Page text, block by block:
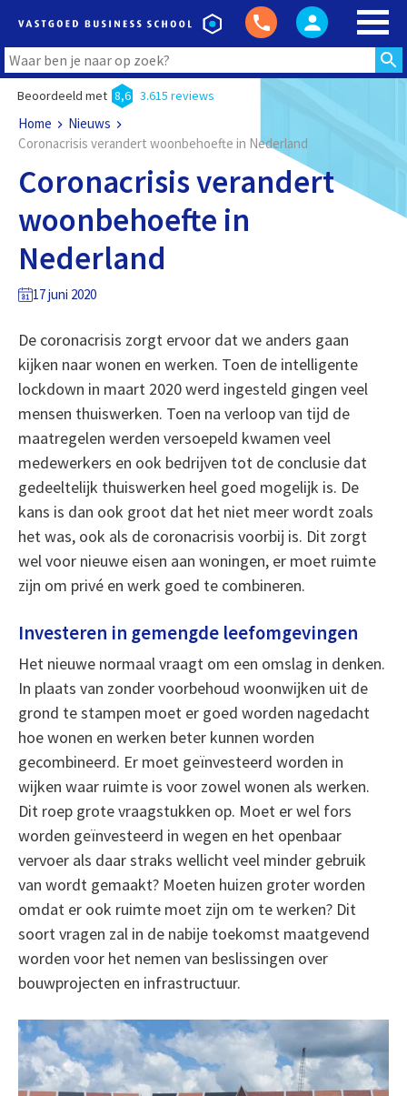
Beoordeeld met 8,6 3.615 reviews
Home
Nieuws
Coronacrisis verandert woonbehoefte in Nederland
Coronacrisis verandert
woonbehoefte in
Nederland
17 juni 2020
De coronacrisis zorgt ervoor dat we anders gaan
kijken naar wonen en werken. Toen de intelligente
lockdown in maart 2020 werd ingesteld gingen veel
mensen thuiswerken. Toen na verloop van tijd de
maatregelen werden versoepeld kwamen veel
medewerkers en ook bedrijven tot de conclusie dat
gedeeltelijk thuiswerken heel goed mogelijk is. De
kans is dan ook groot dat het niet meer wordt zoals
het was, ook als de coronacrisis voorbij is. Dit zorgt
wel voor nieuwe eisen aan woningen, er moet ruimte
zijn om privé en werk goed te combineren.
Investeren in gemengde leefomgevingen
Het nieuwe normaal vraagt om een omslag in denken.
In plaats van zonder voorbehoud woonwijken uit de
grond te stampen moet er goed worden nagedacht
hoe wonen en werken beter kunnen worden
gecombineerd. Er moet geïnvesteerd worden in
wijken waar ruimte is voor zowel wonen als werken.
Dit roep grote vraagstukken op. Moet er wel fors
worden geïnvesteerd in wegen en het openbaar
vervoer als daar straks wellicht veel minder gebruik
van wordt gemaakt? Moeten huizen groter worden
omdat er ook ruimte moet zijn om te werken? Dit
soort vragen zal in de nabije toekomst maatgevend
worden voor het nemen van beslissingen over
bouwprojecten en infrastructuur.